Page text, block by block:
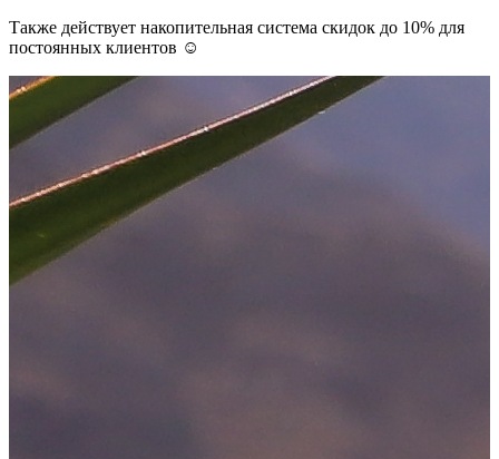
Также действует накопительная система скидок до 10% для
постоянных клиентов ☺️